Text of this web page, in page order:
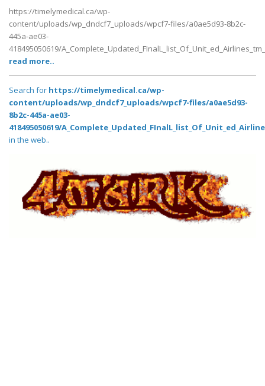
https://timelymedical.ca/wp-
content/uploads/wp_dndcf7_uploads/wpcf7-files/a0ae5d93-8b2c-
445a-ae03-
418495050619/
read more..
Search for https://timelymedical.ca/wp-
content/uploads/wp_dndcf7_uploads/wpcf7-files/a0ae5d93-
8b2c-445a-ae03-
418495050619/
in the web..